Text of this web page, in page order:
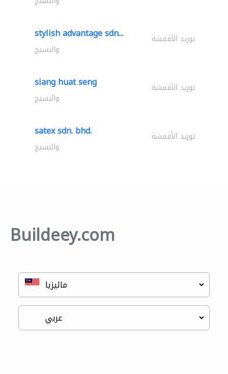
stylish advantage sdn... توريد الأقمشة
والنسيج
siang huat seng توريد الأقمشة
والنسيج
satex sdn. bhd. توريد الأقمشة
والنسيج
Buildeey.com